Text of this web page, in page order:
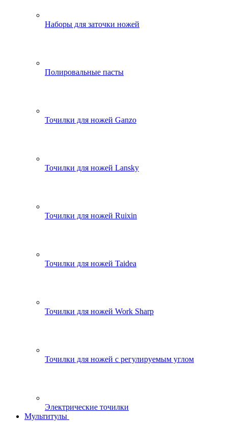
Наборы для заточки ножей
Полировальные пасты
Точилки для ножей Ganzo
Точилки для ножей Lansky
Точилки для ножей Ruixin
Точилки для ножей Taidea
Точилки для ножей Work Sharp
Точилки для ножей с регулируемым углом
Электрические точилки
Мультитулы